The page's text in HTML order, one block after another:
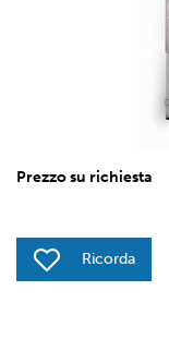
Prezzo su richiesta
Ricorda